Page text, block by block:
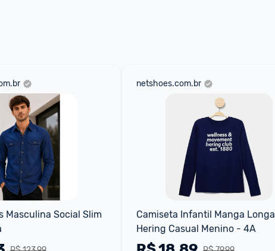
Masculina Social Slim
netshoes.com.br
Camiseta Infantil Manga Longa
Hering Casual Menino - 4A